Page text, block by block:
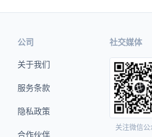
公司
关于我们
服务条款
隐私政策
合作伙伴
社交媒体
关注微信公